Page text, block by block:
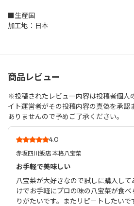
■生産国
加工地：日本
商品レビュー
※投稿されたレビュー内容は投稿者個人
イト運営者がその投稿内容の真偽を承認
ありませんので予めご了承ください。
4.0
赤坂四川飯店 本格八宝菜
お手軽で美味しい
八宝菜が大好きなので試しに購入し
けでお手軽にプロの味の八宝菜が食
りがたいです。またリピ－トしたいで